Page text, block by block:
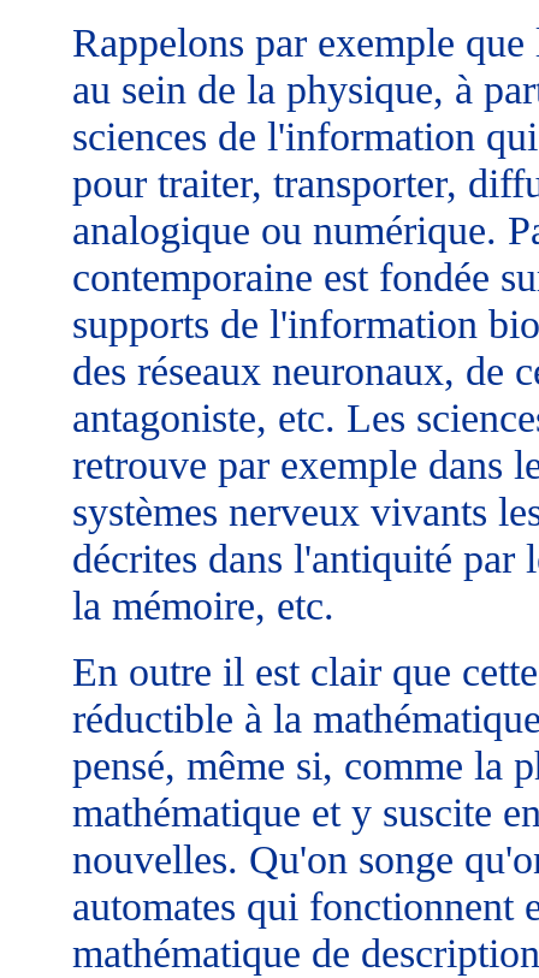
Rappelons par exemple
au sein de la physique, à
sciences de l'information
pour traiter, transporter,
analogique ou numérique.
contemporaine est fondée
supports de l'information
des réseaux neuronaux, de
antagoniste, etc. Les
retrouve par exemple dans
systèmes nerveux vivants
décrites dans l'antiquité par
la mémoire, etc.
En outre il est clair que
réductible à la
pensé, même si, comme la
mathématique et y suscite
nouvelles. Qu'on songe
automates qui fonctionnent
mathématique de